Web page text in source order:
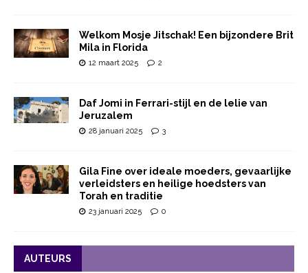
Welkom Mosje Jitschak! Een bijzondere Brit
Mila in Florida
12 maart 2025 2
Daf Jomi in Ferrari-stijl en de lelie van
Jeruzalem
28 januari 2025 3
Gila Fine over ideale moeders, gevaarlijke
verleidsters en heilige hoedsters van
Torah en traditie
23 januari 2025 0
AUTEURS